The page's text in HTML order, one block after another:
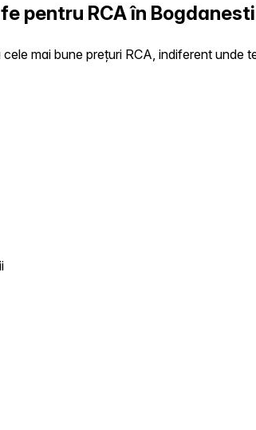
pentru RCA în
mai bune prețuri RCA, indiferent unde